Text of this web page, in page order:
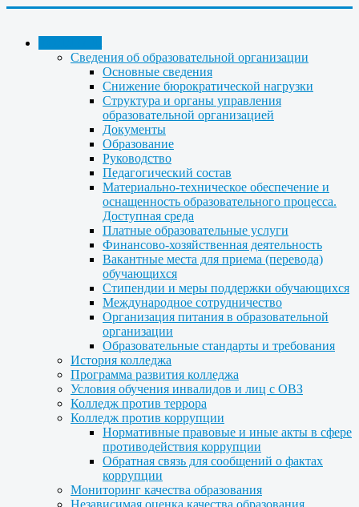
Сведения об образовательной организации
Основные сведения
Снижение бюрократической нагрузки
Структура и органы управления
образовательной организацией
Документы
Образование
Руководство
Педагогический состав
Материально-техническое обеспечение и
оснащенность образовательного процесса.
Доступная среда
Платные образовательные услуги
Финансово-хозяйственная деятельность
Вакантные места для приема (перевода)
обучающихся
Стипендии и меры поддержки обучающихся
Международное сотрудничество
Организация питания в образовательной
организации
Образовательные стандарты и требования
История колледжа
Программа развития колледжа
Условия обучения инвалидов и лиц с ОВЗ
Колледж против террора
Колледж против коррупции
Нормативные правовые и иные акты в сфере
противодействия коррупции
Обратная связь для сообщений о фактах
коррупции
Мониторинг качества образования
Независимая оценка качества образования